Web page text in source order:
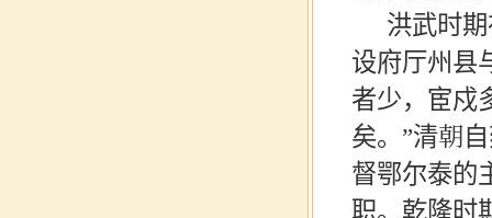
洪武时
设府厅州县
者少，宦戍
矣。”清朝
督鄂尔泰的
职。乾隆时